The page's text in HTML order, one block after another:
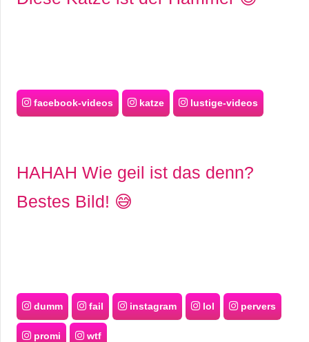
facebook-videos katze lustige-videos
HAHAH Wie geil ist das denn?
Bestes Bild! 😅
dumm fail instagram lol pervers
promi wtf